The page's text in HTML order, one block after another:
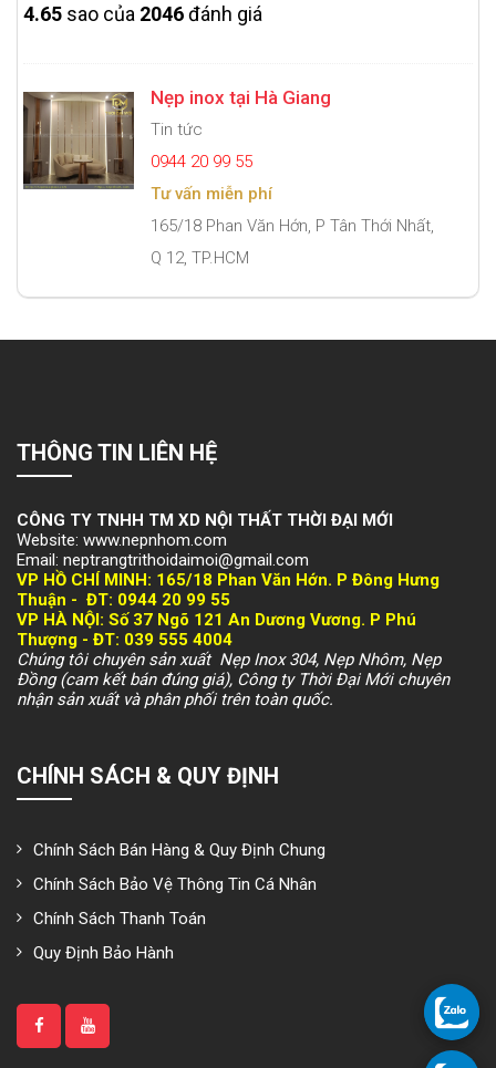
4.65 sao của 2046đánh giá
Nẹp inox tại Hà Giang
Tin tức
0944 20 99 55
Tư vấn miễn phí
165/18 Phan Văn Hớn, P Tân Thới Nhất,
Q 12, TP.HCM
THÔNG TIN LIÊN HỆ
CÔNG TY TNHH TM XD NỘI THẤT THỜI ĐẠI MỚI
Website: www.nepnhom.com
Email: neptrangtrithoidaimoi@gmail.com
VP HỒ CHÍ MINH: 165/18 Phan Văn Hớn. P Đông Hưng
Thuận - ĐT: 0944 20 99 55
VP HÀ NỘI: Số 37 Ngõ 121 An Dương Vương. P Phú
Thượng - ĐT: 039 555 4004
Chúng tôi chuyên sản xuất Nẹp Inox 304, Nẹp Nhôm, Nẹp
Đồng (cam kết bán đúng giá), Công ty Thời Đại Mới chuyên
nhận sản xuất và phân phối trên toàn quốc.
CHÍNH SÁCH & QUY ĐỊNH
Chính Sách Bán Hàng & Quy Định Chung
Chính Sách Bảo Vệ Thông Tin Cá Nhân
Chính Sách Thanh Toán
Quy Định Bảo Hành